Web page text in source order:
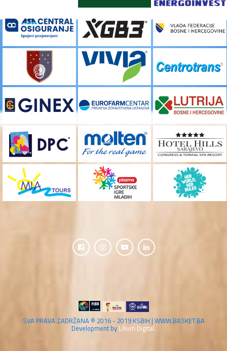
SVA PRAVA ZADRŽANA © 2016 - 2019 KSBIH | WWW.BASKET.BA
Development by Lilium Digital.